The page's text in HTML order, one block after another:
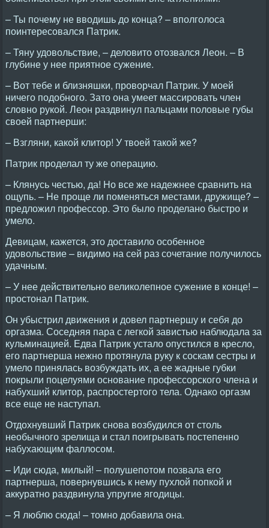
– Ты почему не вводишь до конца? – вполголоса
поинтересовался Патрик.
– Тяну удовольствие, – деловито отозвался Леон. – В
глубине у нее приятное сужение.
– Вот тебе и близняшки, проворчал Патрик. У моей
ничего подобного. Зато она умеет массировать член
словно рукой. Леон раздвинул пальцами половые губы
своей партнерши:
– Взгляни, какой клитор! У твоей такой же?
Патрик проделал ту же операцию.
– Клянусь честью, да! Hо все же надежнее сравнить на
ощупь. – Hе проще ли поменяться местами, дружище? –
предложил профессор. Это было проделано быстро и
умело.
Девицам, кажется, это доставило особенное
удовольствие – видимо на сей раз сочетание получилось
удачным.
– У нее действительно великолепное сужение в конце! –
простонал Патрик.
Он убыстрил движения и довел партнершу и себя до
оргазма. Соседняя пара с легкой завистью наблюдала за
кульминацией. Едва Патрик устало опустился в кресло,
его партнерша нежно протянула руку к соскам сестры и
умело принялась возбуждать их, а ее жадные губки
покрыли поцелуями основание профессорского члена и
набухший клитор, распростертого тела. Однако оргазм
все еще не наступал.
Отдохнувший Патрик снова возбудился от столь
необычного зрелища и стал поигрывать постепенно
набухающим фаллосом.
– Иди сюда, милый! – полушепотом позвала его
партнерша, повернувшись к нему пухлой попкой и
аккуратно раздвинула упругие ягодицы.
– Я люблю сюда! – томно добавила она.